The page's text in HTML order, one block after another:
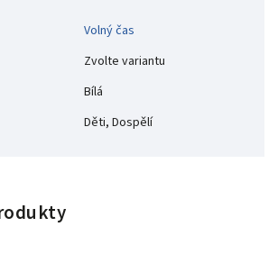
Volný čas
Zvolte variantu
Bílá
Děti, Dospělí